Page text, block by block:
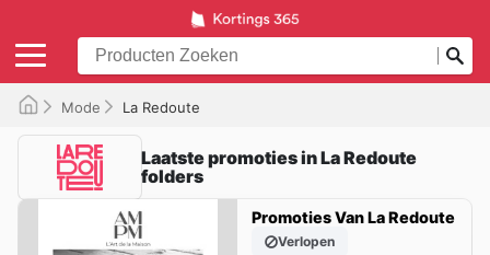
Mode La Redoute
Laatste promoties in La Redoute
folders
Promoties Van La Redoute
Verlopen